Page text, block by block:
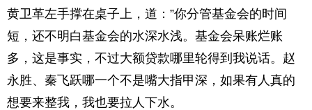
黄卫革左手撑在桌子上，道：”你分管基金会的时间
短，还不明白基金会的水深水浅。基金会呆账烂账
多，这是事实，不过大额贷款哪里轮得到我说话。赵
永胜、秦飞跃哪一个不是嘴大指甲深，如果有人真的
想要来整我，我也要拉人下水。